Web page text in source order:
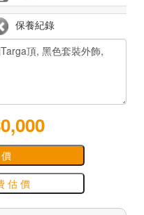
保養紀錄
估 價